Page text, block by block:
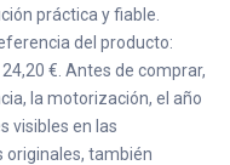
práctica y fiable.
del producto:
€. Antes de comprar,
la motorización, el año
visibles en las
también